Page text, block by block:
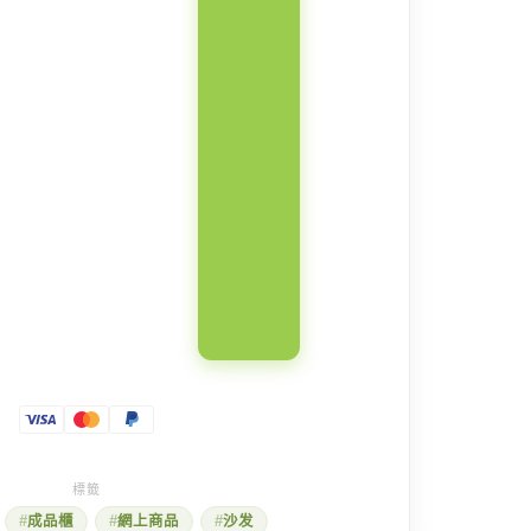
成品櫃 網上商品 沙发